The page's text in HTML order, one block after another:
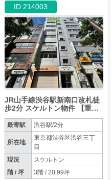
ID 214003
JR山手線渋谷駅新南口改札徒
歩2分 スケルトン物件 【重飲
能】入居2026年9月以降可
能
最寄駅 渋谷駅/2分
所在地
東京都渋谷区渋谷三丁
目
現況
スケルトン
階 / 坪
3階 / 20.99坪